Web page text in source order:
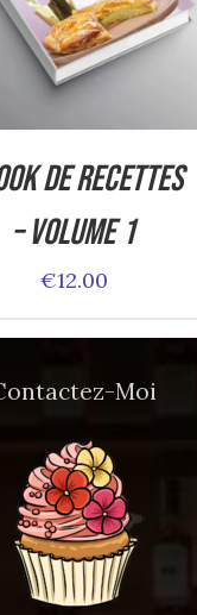
DETAILS
de Recettes
– Volume 1
€12.00
Moi